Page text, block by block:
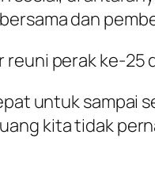
dan
perak ke-25
untuk sampai
kita tidak